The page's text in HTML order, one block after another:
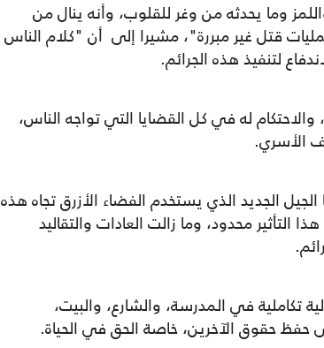
وما يحدثه من وغر للقلوب، وأنه ينال من
قتل غير مبررة"، مشيرا إلى أن "كلام الناس
لتنفيذ هذه الجرائم.
له في كل القضايا التي تواجه الناس،
الأسري.
الجديد الذي يستخدم الفضاء الأزرق تجاه هذه
محدود، وما زالت العادات والتقاليد
في المدرسة، والشارع، والبيت،
حقوق الآخرين، خاصة الحق في الحياة.